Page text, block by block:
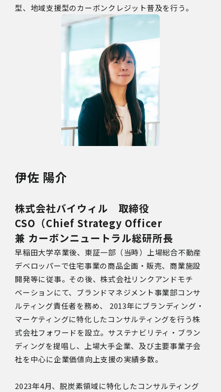
型、地域支援型のカーボンクレジット普及を行う。
伊佐 陽介
株式会社バイウィル 取締役
CSO（Chief Strategy Officer
兼 カーボンニュートラル総研所長
早稲田大学卒業後、東証一部（当時）上場総合不動産
デベロッパーで住宅事業の商品企画・販売、商業施設
開発等に従事。その後、株式会社リンクアンドモチ
ベーションにて、ブランドマネジメント事業部コンサ
ルティング責任者を務め、 2013年にブランディング・
マーケティングに特化したコンサルティングを行う株
式会社フォワードを設立。サステナビリティ・ブラン
ディングを提唱し、上場大手企業、及び主要事業子会
社を中心に企業価値向上支援の実績多数。
2023年4月、脱炭素領域に特化したコンサルティング